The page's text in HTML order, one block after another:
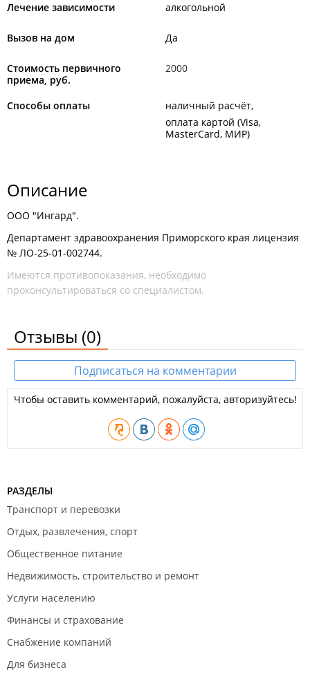
Лечение зависимости алкогольной
Вызов на дом Да
Стоимость первичного
приема, руб.
2000
Способы оплаты
наличный расчёт
оплата картой (Visa,
MasterCard, МИР)
Описание
ООО "Ингард".
Департамент здравоохранения Приморского края лицензия
№ ЛО-25-01-002744.
Имеются противопоказания, необходимо
проконсультироваться со специалистом.
Отзывы (0)
Подписаться на комментарии
Чтобы оставить комментарий, пожалуйста, авторизуйтесь!
РАЗДЕЛЫ
Транспорт и перевозки
Отдых, развлечения, спорт
Общественное питание
Недвижимость, строительство и ремонт
Услуги населению
Финансы и страхование
Снабжение компаний
Для бизнеса